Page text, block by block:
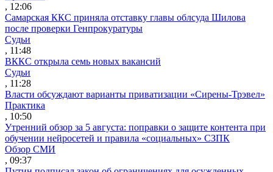
, 12:06
Самарская ККС приняла отставку главы облсуда Шилова
после проверки Генпрокуратуры
Судьи
, 11:48
ВККС открыла семь новых вакансий
Судьи
, 11:28
Власти обсуждают варианты приватизации «Сирены-Трэвел»
Практика
, 10:50
Утренний обзор за 5 августа: поправки о защите контента при
обучении нейросетей и правила «социальных» СЗПК
Обзор СМИ
, 09:37